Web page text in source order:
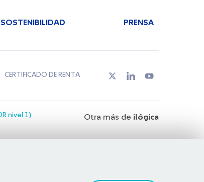
SOSTENIBILIDAD PRENSA
CERTIFICADO DE RENTA
nivel 1) Otra más de ilógica